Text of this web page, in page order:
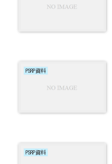
PSRP資料
PSRP資料